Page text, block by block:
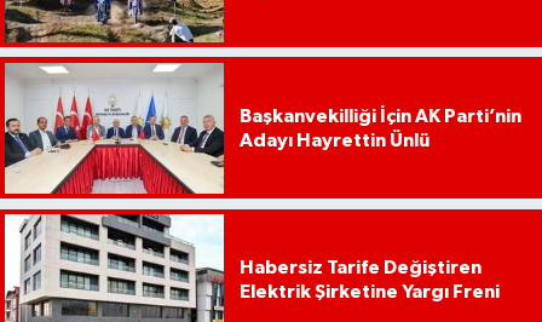
Başkanvekilliği İçin AK Parti’nin
Adayı Hayrettin Ünlü
Habersiz Tarife Değiştiren
Elektrik Şirketine Yargı Freni